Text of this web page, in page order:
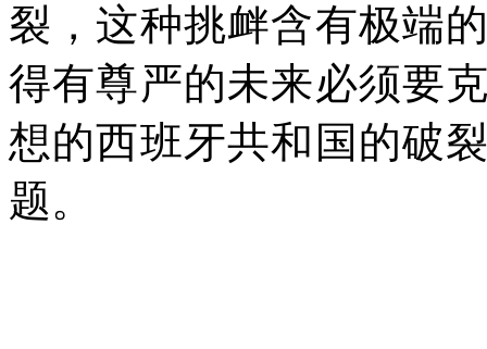
裂，这种挑衅含有极端
得有尊严的未来必须要
想的西班牙共和国的破
题。